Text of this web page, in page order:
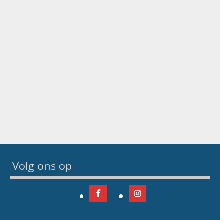
Volg ons op